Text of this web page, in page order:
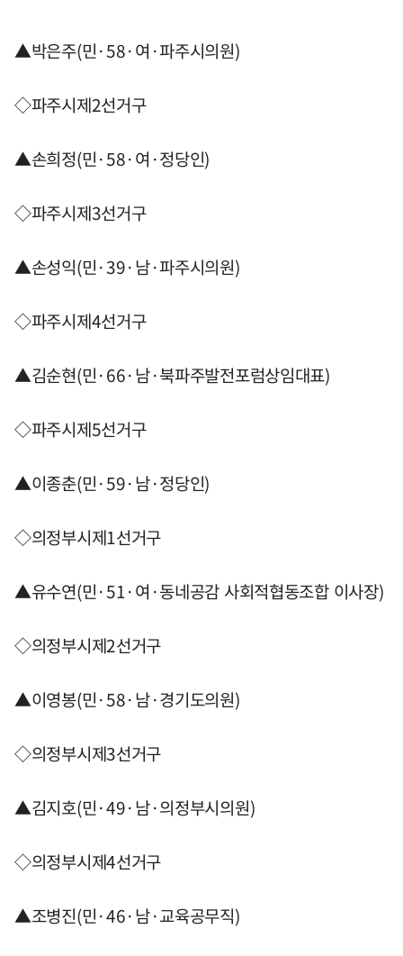
▲박은주(민·58·여·파주시의원)
◇파주시제2선거구
▲손희정(민·58·여·정당인)
◇파주시제3선거구
▲손성익(민·39·남·파주시의원)
◇파주시제4선거구
▲김순현(민·66·남·북파주발전포럼상임대표)
◇파주시제5선거구
▲이종춘(민·59·남·정당인)
◇의정부시제1선거구
▲유수연(민·51·여·동네공감 사회적협동조합 이사장)
◇의정부시제2선거구
▲이영봉(민·58·남·경기도의원)
◇의정부시제3선거구
▲김지호(민·49·남·의정부시의원)
◇의정부시제4선거구
▲조병진(민·46·남·교육공무직)